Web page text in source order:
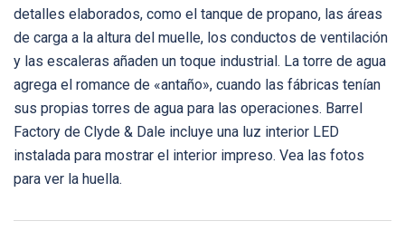
detalles elaborados, como el tanque de propano, las áreas
de carga a la altura del muelle, los conductos de ventilación
y las escaleras añaden un toque industrial. La torre de agua
agrega el romance de «antaño», cuando las fábricas tenían
sus propias torres de agua para las operaciones. Barrel
Factory de Clyde & Dale incluye una luz interior LED
instalada para mostrar el interior impreso. Vea las fotos
para ver la huella.